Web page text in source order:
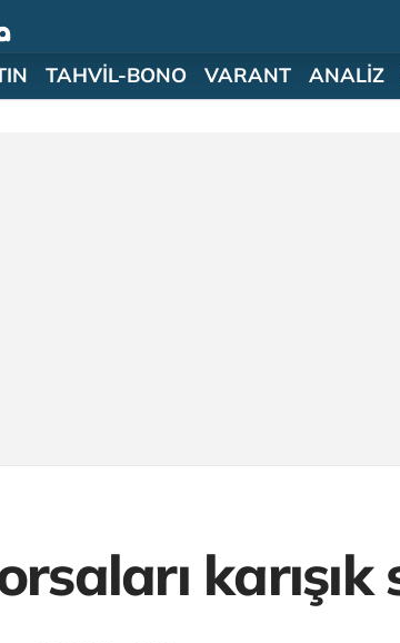
TAHVİL-BONO VARANT ANALİZ
karışık